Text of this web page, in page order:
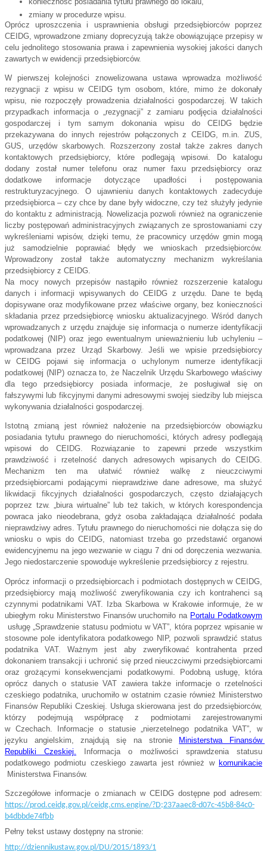
zmiany w procedurze wpisu.
Oprócz uproszczenia i usprawnienia obsługi przedsiębiorców poprzez
CEIDG, wprowadzone zmiany doprecyzują także obowiązujące przepisy w
celu jednolitego stosowania prawa i zapewnienia wysokiej jakości danych
zawartych w ewidencji przedsiębiorców.
W pierwszej kolejności znowelizowana ustawa wprowadza możliwość
rezygnacji z wpisu w CEIDG tym osobom, które, mimo że dokonały
wpisu, nie rozpoczęły prowadzenia działalności gospodarczej. W takich
przypadkach informacja o „rezygnacji” z zamiaru podjęcia działalności
gospodarczej i tym samym dokonania wpisu do CEIDG będzie
przekazywana do innych rejestrów połączonych z CEIDG, m.in. ZUS,
GUS, urzędów skarbowych. Rozszerzony został także zakres danych
kontaktowych przedsiębiorcy, które podlegają wpisowi. Do katalogu
dodany został numer telefonu oraz numer faxu przedsiębiorcy oraz
dodatkowe informacje dotyczące upadłości i postępowania
restrukturyzacyjnego. O ujawnieniu danych kontaktowych zadecyduje
przedsiębiorca – czy chce by dane były widoczne, czy też służyły jedynie
do kontaktu z administracją. Nowelizacja pozwoli również na ograniczenie
liczby postępowań administracyjnych związanych ze sprostowaniami czy
wykreśleniami wpisów, dzięki temu, że pracownicy urzędów gmin mogą
już samodzielnie poprawiać błędy we wnioskach przedsiębiorców.
Wprowadzony został także automatyczny mechanizm wykreślania
przedsiębiorcy z CEIDG.
Na mocy nowych przepisów nastąpiło również rozszerzenie katalogu
danych i informacji wpisywanych do CEIDG z urzędu. Dane te będą
dopisywane oraz modyfikowane przez właściwe organy, bez konieczności
składania przez przedsiębiorcę wniosku aktualizacyjnego. Wśród danych
wprowadzanych z urzędu znajduje się informacja o numerze identyfikacji
podatkowej (NIP) oraz jego ewentualnym unieważnieniu lub uchyleniu –
wprowadzana przez Urząd Skarbowy. Jeśli we wpisie przedsiębiorcy
w CEIDG pojawi się informacja o uchylonym numerze identyfikacji
podatkowej (NIP) oznacza to, że Naczelnik Urzędu Skarbowego właściwy
dla tego przedsiębiorcy posiada informacje, że posługiwał się on
fałszywymi lub fikcyjnymi danymi adresowymi swojej siedziby lub miejsca
wykonywania działalności gospodarczej.
Istotną zmianą jest również nałożenie na przedsiębiorców obowiązku
posiadania tytułu prawnego do nieruchomości, których adresy podlegają
wpisowi do CEIDG. Rozwiązanie to zapewni przede wszystkim
prawdziwość i rzetelność danych adresowych wpisanych do CEIDG.
Mechanizm ten ma ułatwić również walkę z nieuczciwymi
przedsiębiorcami podającymi nieprawdziwe dane adresowe, ma służyć
likwidacji fikcyjnych działalności gospodarczych, często działających
poprzez tzw. „biura wirtualne” lub też takich, w których korespondencja
powraca jako nieodebrana, gdyż osoba zakładająca działalność podała
nieprawdziwy adres. Tytułu prawnego do nieruchomości nie dołącza się do
wniosku o wpis do CEIDG, natomiast trzeba go przedstawić organowi
ewidencyjnemu na jego wezwanie w ciągu 7 dni od doręczenia wezwania.
Jego niedostarczenie spowoduje wykreślenie przedsiębiorcy z rejestru.
Oprócz informacji o przedsiębiorcach i podmiotach dostępnych w CEIDG,
przedsiębiorcy mają możliwość zweryfikowania czy ich kontrahenci są
czynnymi podatnikami VAT. Izba Skarbowa w Krakowie informuje, że w
ubiegłym roku Ministerstwo Finansów uruchomiło na Portalu Podatkowym
usługę „Sprawdzenie statusu podmiotu w VAT”, która poprzez wpisanie w
stosowne pole identyfikatora podatkowego NIP, pozwoli sprawdzić status
podatnika VAT. Ważnym jest aby zweryfikować kontrahenta przed
dokonaniem transakcji i uchronić się przed nieuczciwymi przedsiębiorcami
oraz grożącymi konsekwencjami podatkowymi. Podobną usługę, która
oprócz danych o statusie VAT zawiera także informacje o rzetelności
czeskiego podatnika, uruchomiło w ostatnim czasie również Ministerstwo
Finansów Republiki Czeskiej. Usługa skierowana jest do przedsiębiorców,
którzy podejmują współpracę z podmiotami zarejestrowanymi
w Czechach. Informacje o statusie „nierzetelnego podatnika VAT”, w
języku angielskim, znajdują się na stronie
Ministerstwa Finansów
Republiki Czeskiej.
Informacja o możliwości sprawdzenia statusu
podatkowego podmiotu czeskiego zawarta jest również w
komunikacie
Ministerstwa Finansów.
Szczegółowe informacje o zmianach w CEIDG dostępne pod adresem:
https://prod.ceidg.gov.pl/ceidg.cms.engine/?D;237aaec8-d07c-45b8-84c0-
b4dbbde74fbb
Pełny tekst ustawy dostępny na stronie:
http://dziennikustaw.gov.pl/DU/2015/1893/1